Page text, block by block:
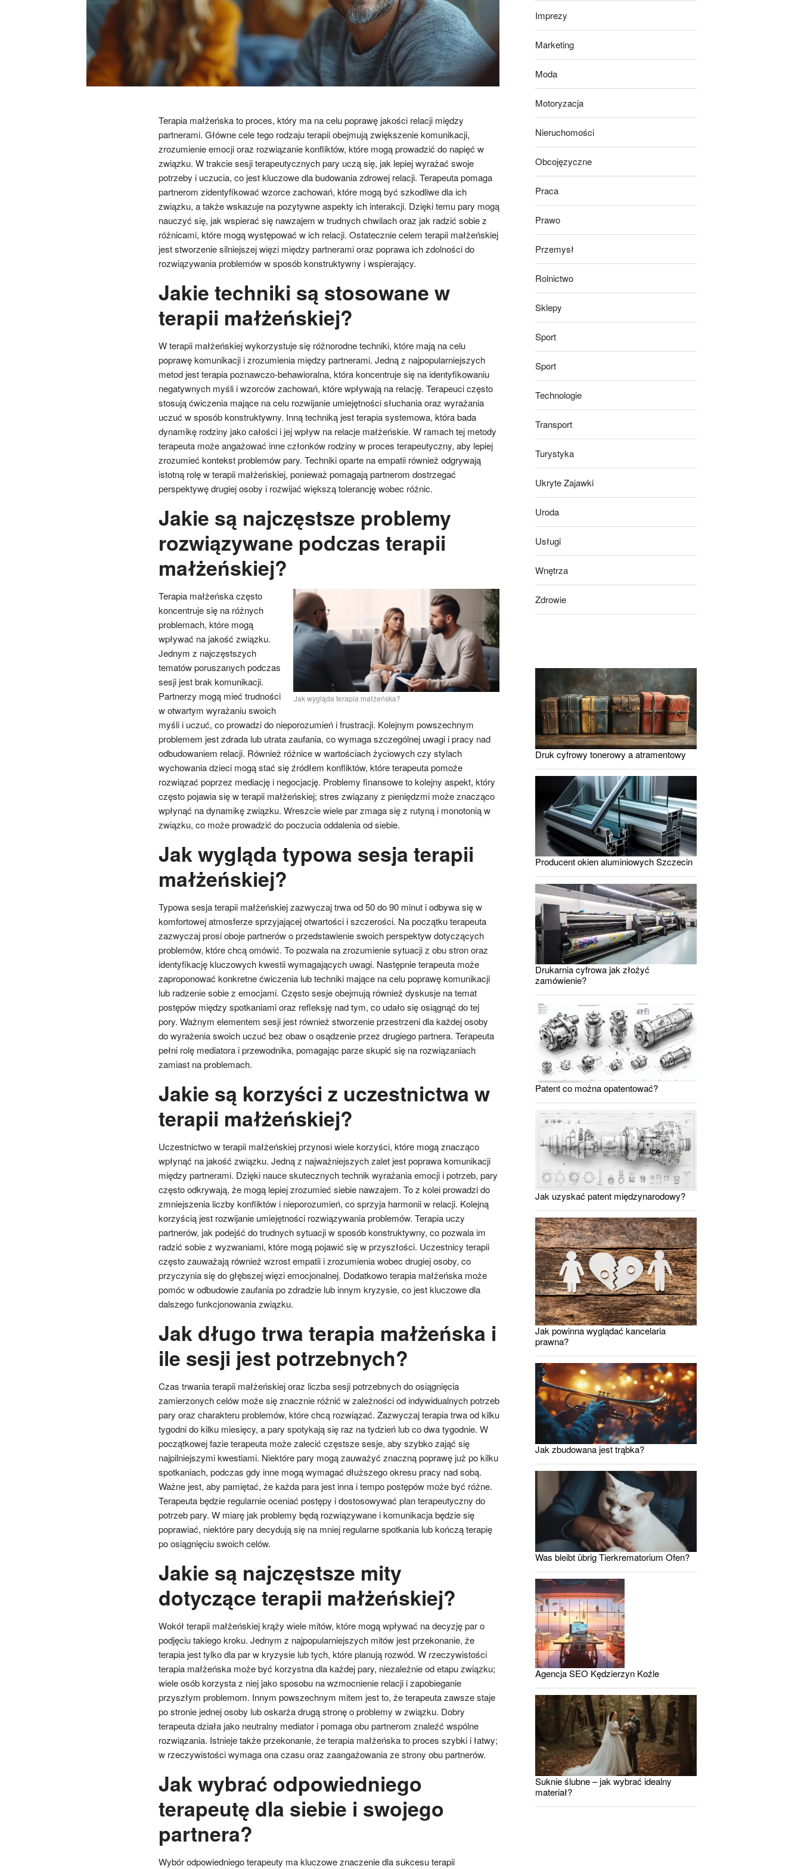
Terapia małżeńska to proces, który ma na celu poprawę jakości relacji między
partnerami. Główne cele tego rodzaju terapii obejmują zwiększenie komunikacji,
zrozumienie emocji oraz rozwiązanie konfliktów, które mogą prowadzić do napięć w
związku. W trakcie sesji terapeutycznych pary uczą się, jak lepiej wyrażać swoje
potrzeby i uczucia, co jest kluczowe dla budowania zdrowej relacji. Terapeuta pomaga
partnerom zidentyfikować wzorce zachowań, które mogą być szkodliwe dla ich
związku, a także wskazuje na pozytywne aspekty ich interakcji. Dzięki temu pary mogą
nauczyć się, jak wspierać się nawzajem w trudnych chwilach oraz jak radzić sobie z
różnicami, które mogą występować w ich relacji. Ostatecznie celem terapii małżeńskiej
jest stworzenie silniejszej więzi między partnerami oraz poprawa ich zdolności do
rozwiązywania problemów w sposób konstruktywny i wspierający.
Jakie techniki są stosowane w
terapii małżeńskiej?
W terapii małżeńskiej wykorzystuje się różnorodne techniki, które mają na celu
poprawę komunikacji i zrozumienia między partnerami. Jedną z najpopularniejszych
metod jest terapia poznawczo-behawioralna, która koncentruje się na identyfikowaniu
negatywnych myśli i wzorców zachowań, które wpływają na relację. Terapeuci często
stosują ćwiczenia mające na celu rozwijanie umiejętności słuchania oraz wyrażania
uczuć w sposób konstruktywny. Inną techniką jest terapia systemowa, która bada
dynamikę rodziny jako całości i jej wpływ na relacje małżeńskie. W ramach tej metody
terapeuta może angażować inne członków rodziny w proces terapeutyczny, aby lepiej
zrozumieć kontekst problemów pary. Techniki oparte na empatii również odgrywają
istotną rolę w terapii małżeńskiej, ponieważ pomagają partnerom dostrzegać
perspektywę drugiej osoby i rozwijać większą tolerancję wobec różnic.
Jakie są najczęstsze problemy
rozwiązywane podczas terapii
małżeńskiej?
Jak wygląda terapia małżeńska?
Terapia małżeńska często
koncentruje się na różnych
problemach, które mogą
wpływać na jakość związku.
Jednym z najczęstszych
tematów poruszanych podczas
sesji jest brak komunikacji.
Partnerzy mogą mieć trudności
w otwartym wyrażaniu swoich
myśli i uczuć, co prowadzi do nieporozumień i frustracji. Kolejnym powszechnym
problemem jest zdrada lub utrata zaufania, co wymaga szczególnej uwagi i pracy nad
odbudowaniem relacji. Również różnice w wartościach życiowych czy stylach
wychowania dzieci mogą stać się źródłem konfliktów, które terapeuta pomoże
rozwiązać poprzez mediację i negocjację. Problemy finansowe to kolejny aspekt, który
często pojawia się w terapii małżeńskiej; stres związany z pieniędzmi może znacząco
wpłynąć na dynamikę związku. Wreszcie wiele par zmaga się z rutyną i monotonią w
związku, co może prowadzić do poczucia oddalenia od siebie.
Jak wygląda typowa sesja terapii
małżeńskiej?
Typowa sesja terapii małżeńskiej zazwyczaj trwa od 50 do 90 minut i odbywa się w
komfortowej atmosferze sprzyjającej otwartości i szczerości. Na początku terapeuta
zazwyczaj prosi oboje partnerów o przedstawienie swoich perspektyw dotyczących
problemów, które chcą omówić. To pozwala na zrozumienie sytuacji z obu stron oraz
identyfikację kluczowych kwestii wymagających uwagi. Następnie terapeuta może
zaproponować konkretne ćwiczenia lub techniki mające na celu poprawę komunikacji
lub radzenie sobie z emocjami. Często sesje obejmują również dyskusje na temat
postępów między spotkaniami oraz refleksję nad tym, co udało się osiągnąć do tej
pory. Ważnym elementem sesji jest również stworzenie przestrzeni dla każdej osoby
do wyrażenia swoich uczuć bez obaw o osądzenie przez drugiego partnera. Terapeuta
pełni rolę mediatora i przewodnika, pomagając parze skupić się na rozwiązaniach
zamiast na problemach.
Jakie są korzyści z uczestnictwa w
terapii małżeńskiej?
Uczestnictwo w terapii małżeńskiej przynosi wiele korzyści, które mogą znacząco
wpłynąć na jakość związku. Jedną z najważniejszych zalet jest poprawa komunikacji
między partnerami. Dzięki nauce skutecznych technik wyrażania emocji i potrzeb, pary
często odkrywają, że mogą lepiej zrozumieć siebie nawzajem. To z kolei prowadzi do
zmniejszenia liczby konfliktów i nieporozumień, co sprzyja harmonii w relacji. Kolejną
korzyścią jest rozwijanie umiejętności rozwiązywania problemów. Terapia uczy
partnerów, jak podejść do trudnych sytuacji w sposób konstruktywny, co pozwala im
radzić sobie z wyzwaniami, które mogą pojawić się w przyszłości. Uczestnicy terapii
często zauważają również wzrost empatii i zrozumienia wobec drugiej osoby, co
przyczynia się do głębszej więzi emocjonalnej. Dodatkowo terapia małżeńska może
pomóc w odbudowie zaufania po zdradzie lub innym kryzysie, co jest kluczowe dla
dalszego funkcjonowania związku.
Jak długo trwa terapia małżeńska i
ile sesji jest potrzebnych?
Czas trwania terapii małżeńskiej oraz liczba sesji potrzebnych do osiągnięcia
zamierzonych celów może się znacznie różnić w zależności od indywidualnych potrzeb
pary oraz charakteru problemów, które chcą rozwiązać. Zazwyczaj terapia trwa od kilku
tygodni do kilku miesięcy, a pary spotykają się raz na tydzień lub co dwa tygodnie. W
początkowej fazie terapeuta może zalecić częstsze sesje, aby szybko zająć się
najpilniejszymi kwestiami. Niektóre pary mogą zauważyć znaczną poprawę już po kilku
spotkaniach, podczas gdy inne mogą wymagać dłuższego okresu pracy nad sobą.
Ważne jest, aby pamiętać, że każda para jest inna i tempo postępów może być różne.
Terapeuta będzie regularnie oceniać postępy i dostosowywać plan terapeutyczny do
potrzeb pary. W miarę jak problemy będą rozwiązywane i komunikacja będzie się
poprawiać, niektóre pary decydują się na mniej regularne spotkania lub kończą terapię
po osiągnięciu swoich celów.
Jakie są najczęstsze mity
dotyczące terapii małżeńskiej?
Wokół terapii małżeńskiej krąży wiele mitów, które mogą wpływać na decyzję par o
podjęciu takiego kroku. Jednym z najpopularniejszych mitów jest przekonanie, że
terapia jest tylko dla par w kryzysie lub tych, które planują rozwód. W rzeczywistości
terapia małżeńska może być korzystna dla każdej pary, niezależnie od etapu związku;
wiele osób korzysta z niej jako sposobu na wzmocnienie relacji i zapobieganie
przyszłym problemom. Innym powszechnym mitem jest to, że terapeuta zawsze staje
po stronie jednej osoby lub oskarża drugą stronę o problemy w związku. Dobry
terapeuta działa jako neutralny mediator i pomaga obu partnerom znaleźć wspólne
rozwiązania. Istnieje także przekonanie, że terapia małżeńska to proces szybki i łatwy;
w rzeczywistości wymaga ona czasu oraz zaangażowania ze strony obu partnerów.
Jak wybrać odpowiedniego
terapeutę dla siebie i swojego
partnera?
Wybór odpowiedniego terapeuty ma kluczowe znaczenie dla sukcesu terapii
Imprezy
Marketing
Moda
Motoryzacja
Nieruchomości
Obcojęzyczne
Praca
Prawo
Przemysł
Rolnictwo
Sklepy
Sport
Sport
Technologie
Transport
Turystyka
Ukryte Zajawki
Uroda
Usługi
Wnętrza
Zdrowie
Druk cyfrowy tonerowy a atramentowy
Producent okien aluminiowych Szczecin
Drukarnia cyfrowa jak złożyć
zamówienie?
Patent co można opatentować?
Jak uzyskać patent międzynarodowy?
Jak powinna wyglądać kancelaria
prawna?
Jak zbudowana jest trąbka?
Was bleibt übrig Tierkrematorium Ofen?
Agencja SEO Kędzierzyn Koźle
Suknie ślubne – jak wybrać idealny
materiał?